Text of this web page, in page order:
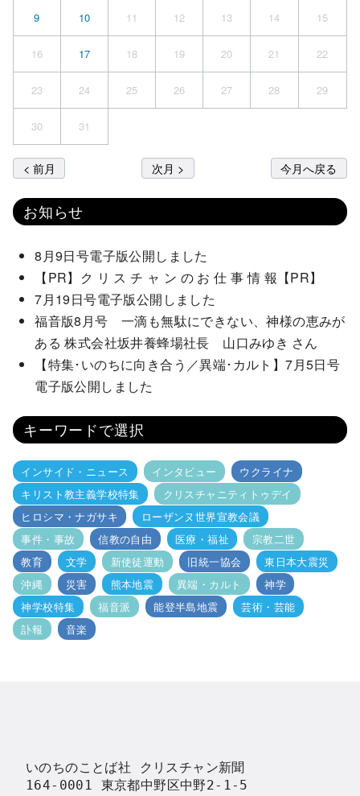
9 10 11 12 13 14 15
16 17 18 19 20 21 22
23 24 25 26 27 28 29
30 31
< 前月 次月 > 今月へ戻る
お知らせ
8月9日号電子版公開しました
【PR】ク リ ス チ ャ ン の お 仕 事 情 報【PR】
7月19日号電子版公開しました
福音版8月号 一滴も無駄にできない、神様の恵みが
ある 株式会社坂井養蜂場社長 山口みゆき さん
【特集･いのちに向き合う／異端･カルト】7月5日号
電子版公開しました
キーワードで選択
インサイド・ニュース インタビュー
ウクライナ
キリスト教主義学校特集
クリスチャニティトゥデイ
ヒロシマ・ナガサキ
ローザンヌ世界宣教会議
事件・事故
信教の自由 医療・福祉
宗教二世
教育
文学 新使徒運動 旧統一協会
東日本大震災
沖縄
災害 熊本地震 異端・カルト
神学
神学校特集
福音派 能登半島地震
芸術・芸能
訃報
音楽
いのちのことば社 クリスチャン新聞
164-0001 東京都中野区中野2-1-5